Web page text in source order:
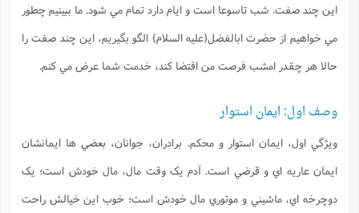
اين چند صفت. شب تاسوعا است و ايام دارد تمام مي شود. ما ببينيم چطور
مي خواهيم از حضرت ابالفضل(علیه السلام) الگو بگيريم، اين چند صفت را
حالا هر چقدر امشب فرصت من اقتضا کند، خدمت شما عرض مي کنم.
وصف اول: ایمان استوار
ويژگي اول، ايمان استوار و محکم. برادران، جوانان، بعضي ها ايمانشان
ايمان عاريه اي و قرضي است. آدم يک وقت مال، مال خودش است؛ يک
دوچرخه اي، ماشيني و موتوري مال خودش است؛ خوب اين خيالش راحت